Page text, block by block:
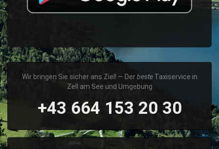
Wir bringen Sie sicher ans Ziel! — DerbesteTaxiservice in
Zell am See und Umgebung
+43 664 153 20 30